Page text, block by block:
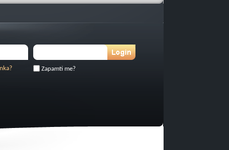
Zapamti me?